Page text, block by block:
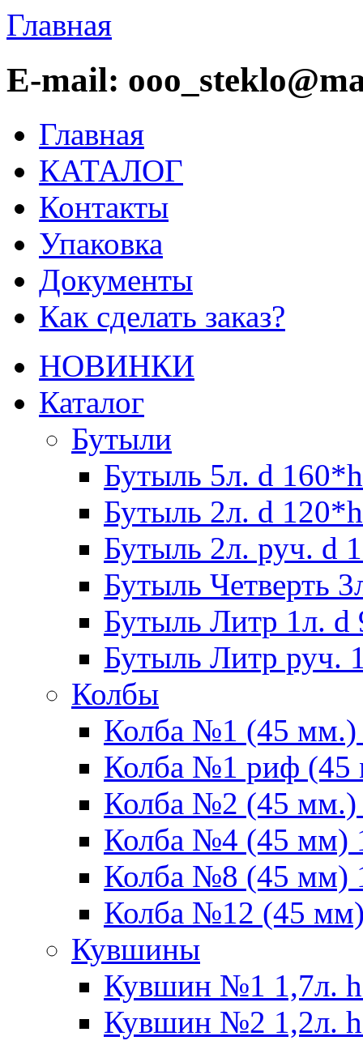
Главная
E-mail:
Главная
КАТАЛОГ
Контакты
Упаковка
Документы
Как сделать заказ?
НОВИНКИ
Каталог
Бутыли
Бутыль 5л. d
Бутыль 2л. d
Бутыль 2л. руч. d
Бутыль Четверть
Бутыль Литр 1л.
Бутыль Литр руч.
Колбы
Колба №1 (45 мм.)
Колба №1 риф (45
Колба №2 (45 мм.)
Колба №4 (45 мм)
Колба №8 (45 мм)
Колба №12 (45
Кувшины
Кувшин №1 1,7л.
Кувшин №2 1,2л.